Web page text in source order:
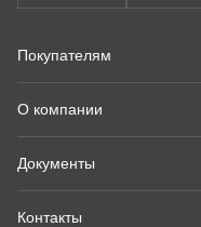
Покупателям
О компании
Документы
Контакты